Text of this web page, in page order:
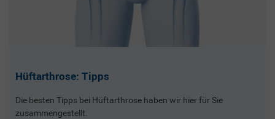
Hüftarthrose: Tipps
Die besten Tipps bei Hüftarthrose haben wir hier für Sie
zusammengestellt.